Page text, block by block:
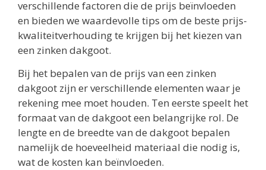
verschillende factoren die de prijs beïnvloeden
en bieden we waardevolle tips om de beste prijs-
kwaliteitverhouding te krijgen bij het kiezen van
een zinken dakgoot.
Bij het bepalen van de prijs van een zinken
dakgoot zijn er verschillende elementen waar je
rekening mee moet houden. Ten eerste speelt het
formaat van de dakgoot een belangrijke rol. De
lengte en de breedte van de dakgoot bepalen
namelijk de hoeveelheid materiaal die nodig is,
wat de kosten kan beïnvloeden.